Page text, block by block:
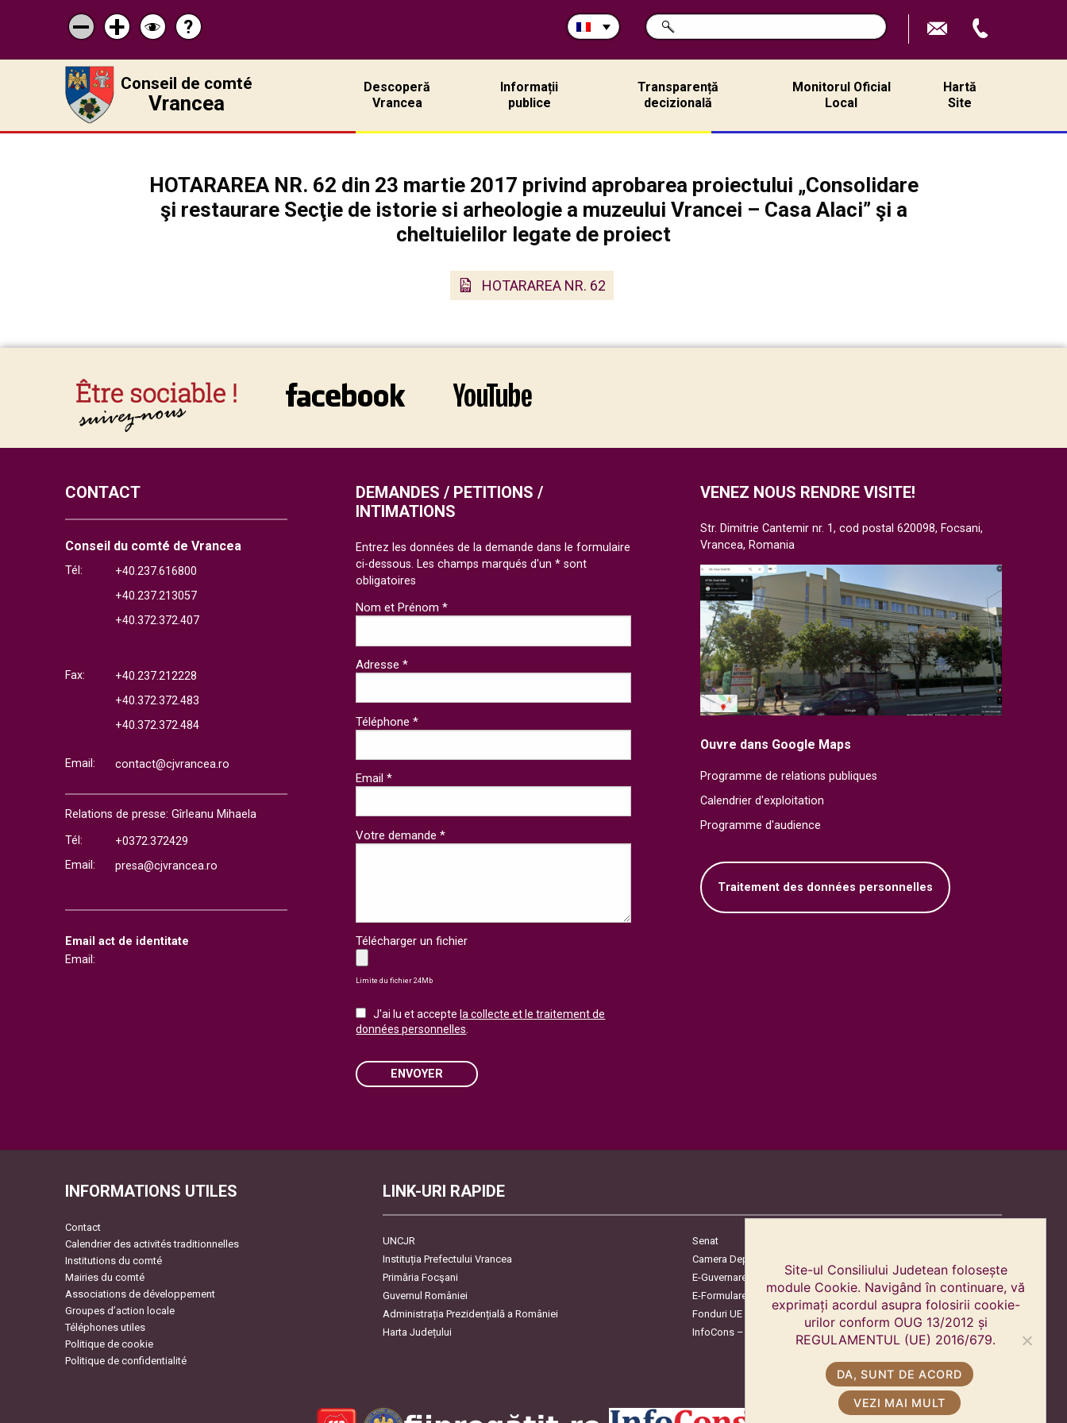
Micșorează
scrisul
Mărește
scrisul
Schimbă
contrastul
Pagina
de
ajutor
?
Rechercher
sur
CHERCHER
Conseil de comté
Vrancea
Descoperă
Vrancea
Informații
publice
Transparență
decizională
Monitorul Oficial
Local
Hartă
Site
HOTARAREA NR. 62 din 23 martie 2017 privind aprobarea proiectului „Consolidare
şi restaurare Secţie de istorie si arheologie a muzeului Vrancei – Casa Alaci” şi a
cheltuielilor legate de proiect
HOTARAREA NR. 62
CONTACT
Conseil du comté de Vrancea
Tél:
+40.237.616800
+40.237.213057
+40.372.372.407
Fax:
+40.237.212228
+40.372.372.483
+40.372.372.484
Email: contact@cjvrancea.ro
Relations de presse: Gîrleanu Mihaela
Tél:
+0372.372429
Email:
presa@cjvrancea.ro
Email act de identitate
Email:
VENEZ NOUS RENDRE VISITE!
Str. Dimitrie Cantemir nr. 1, cod postal 620098, Focsani,
Vrancea, Romania
Ouvre dans Google Maps
Programme de relations publiques
Calendrier d'exploitation
Programme d'audience
Traitement des données personnelles
DEMANDES / PETITIONS /
INTIMATIONS
Entrez les données de la demande dans le formulaire
ci-dessous. Les champs marqués d'un * sont
obligatoires
Nom et Prénom *
Adresse *
Téléphone *
Email *
Votre demande *
Télécharger un fichier
Limite du fichier 24Mb
J'ai lu et accepte la collecte et le traitement de
données personnelles.
ENVOYER
INFORMATIONS UTILES
Contact
Calendrier des activités traditionnelles
Institutions du comté
Mairies du comté
Associations de développement
Groupes d’action locale
Téléphones utiles
Politique de cookie
Politique de confidentialité
LINK-URI RAPIDE
UNCJR
Senat
Instituția Prefectului Vrancea
Camera Deputaților
Primăria Focşani
E-Guvernare
Guvernul României
E-Formulare
Administrația Prezidențială a României
Fonduri UE
Harta Județului
InfoCons – Protecția Consumatorilor
Site-ul Consiliului Judetean folosește
module Cookie. Navigând în continuare, vă
exprimați acordul asupra folosirii cookie-
urilor conform OUG 13/2012 și
REGULAMENTUL (UE) 2016/679.
DA, SUNT DE ACORD
VEZI MAI MULT